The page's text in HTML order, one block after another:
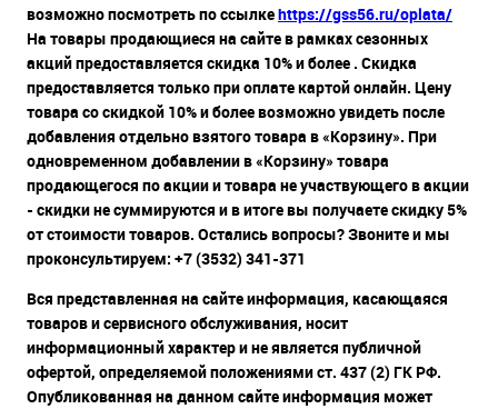
возможно посмотреть по ссылкеhttps://gss56.ru/oplata/
На товары продающиеся на сайте в рамках сезонных
акций предоставляется скидка 10% и более . Скидка
предоставляется только при оплате картой онлайн. Цену
товара со скидкой 10% и более возможно увидеть после
добавления отдельно взятого товара в «Корзину». При
одновременном добавлении в «Корзину» товара
продающегося по акции и товара не участвующего в акции
- скидки не суммируются и в итоге вы получаете скидку 5%
от стоимости товаров. Остались вопросы? Звоните и мы
проконсультируем: +7 (3532) 341-371
Вся представленная на сайте информация, касающаяся
товаров и сервисного обслуживания, носит
информационный характер и не является публичной
офертой, определяемой положениями ст. 437 (2) ГК РФ.
Опубликованная на данном сайте информация может